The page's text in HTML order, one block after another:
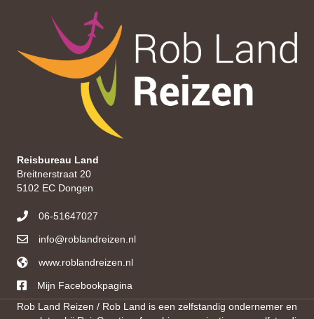
Reisbureau Land
Breitnerstraat 20
5102 EC Dongen
06-51647027
info@roblandreizen.nl
https://roblandreizen.nl/
www.roblandreizen.nl
Mijn Facebookpagina
Rob Land Reizen / Rob Land is een zelfstandig ondernemer en